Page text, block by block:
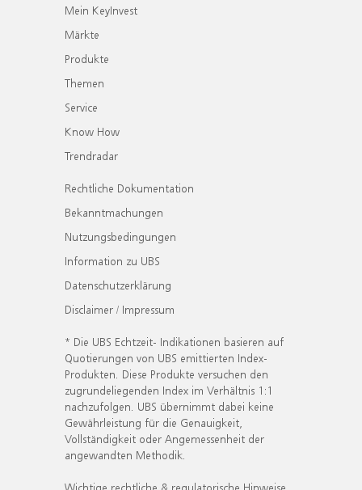
Mein KeyInvest
Märkte
Produkte
Themen
Service
Know How
Trendradar
Rechtliche Dokumentation
Bekanntmachungen
Nutzungsbedingungen
Information zu UBS
Datenschutzerklärung
Disclaimer / Impressum
* Die UBS Echtzeit- Indikationen basieren auf
Quotierungen von UBS emittierten Index-
Produkten. Diese Produkte versuchen den
zugrundeliegenden Index im Verhältnis 1:1
nachzufolgen. UBS übernimmt dabei keine
Gewährleistung für die Genauigkeit,
Vollständigkeit oder Angemessenheit der
angewandten Methodik.